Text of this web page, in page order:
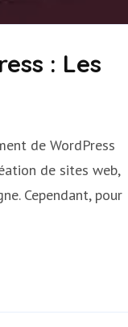
: Les
de WordPress
de sites web,
Cependant, pour